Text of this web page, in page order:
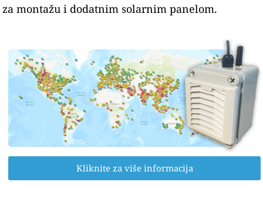
za montažu i dodatnim solarnim panelom.
Kliknite za više informacija